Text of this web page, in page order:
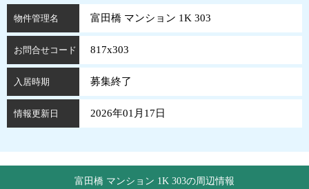
物件管理名 富田橋 マンション 1K 303
お問合せコード 817x303
入居時期 募集終了
情報更新日 2026年01月17日
富田橋 マンション 1K 303の周辺情報